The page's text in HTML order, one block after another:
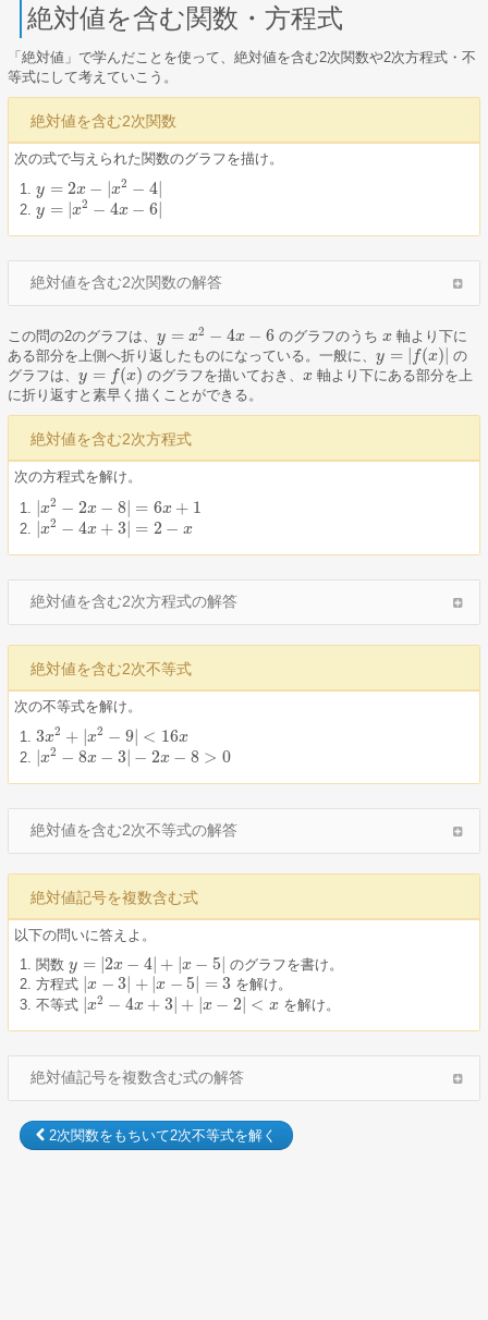
絶対値を含む関数・方程式
「絶対値」で学んだことを使って、絶対値を含む2次関数や2次方程式・不
等式にして考えていこう。
絶対値を含む2次関数
次の式で与えられた関数のグラフを描け。
y = 2x − x2 − 4|
y=2x −|x 2− |
y = x2 − 4x − 6|
y=|x −4 x−6|
絶対値を含む2次関数の解答
この問の2のグラフは、 y = x2 − 4x − 6
y=x2 −4 x− 6 のグラフのうちx
x 軸より下に
ある部分を上側へ折り返したものになっている。一般に、 y = f(x)
y=|f( )|
の
グラフは、 y = f(x)
y=f(x ) のグラフを描いておき、x
x 軸より下にある部分を上
に折り返すと素早く描くことができる。
絶対値を含む2次方程式
次の方程式を解け。
x2 − 2x − 8 = 6x + 1
x2−2x −8| =6 x+ 1
x2 − 4x + 3 = 2 − x
x2−4x +3| =2 −x
絶対値を含む2次方程式の解答
絶対値を含む2次不等式
次の不等式を解け。
3x2 + x2 − 9| < 16x
3x2+|x −9 <16x
x2 − 8x − 3 − 2x − 8 > 0
x2−8x −3| −2 x− 8> 0
絶対値を含む2次不等式の解答
絶対値記号を複数含む式
以下の問いに答えよ。
関数 y = 2x − 4| + x − 5
y=|2 −4| +|x −5 |
のグラフを書け。
方程式 x − 3 + |x − 5 = 3
x− 3| +| −5 =3
を解け。
不等式 x2 − 4x + 3 + x − 2 < x
x2−4x +3| +|x − |<x を解け。
絶対値記号を複数含む式の解答
2次関数をもちいて2次不等式を解く